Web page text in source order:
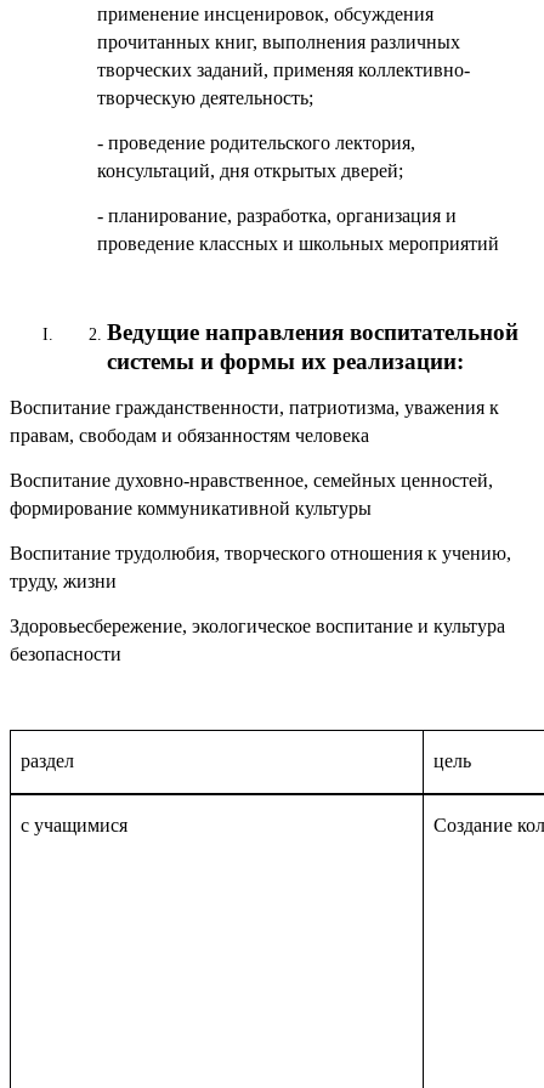
применение инсценировок, обсуждения
прочитанных книг, выполнения различных
творческих заданий, применяя коллективно-
творческую деятельность;
- проведение родительского лектория,
консультаций, дня открытых дверей;
- планирование, разработка, организация и
проведение классных и школьных мероприятий
Ведущие направления воспитательной
системы и формы их реализации:
Воспитание гражданственности, патриотизма, уважения к
правам, свободам и обязанностям человека
Воспитание духовно-нравственное, семейных ценностей,
формирование коммуникативной культуры
Воспитание трудолюбия, творческого отношения к учению,
труду, жизни
Здоровьесбережение, экологическое воспитание и культура
безопасности
раздел цель
с учащимися Создание